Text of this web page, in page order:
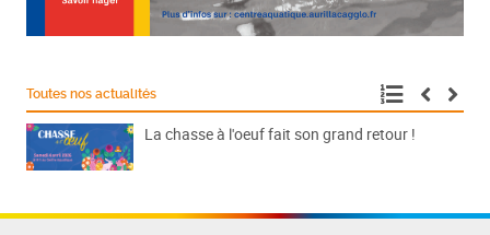
Toutes nos actualités
La chasse à l'oeuf fait son grand retour !